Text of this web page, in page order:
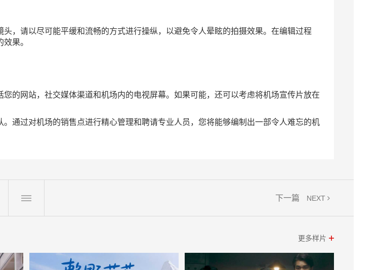
，请以尽可能平缓和流畅的方式进行操纵，以避免令人晕眩的拍摄效果。在编辑过程
果。
的网站，社交媒体渠道和机场内的电视屏幕。如果可能，还可以考虑将机场宣传片放在
通过对机场的销售点进行精心管理和聘请专业人员，您将能够编制出一部令人难忘的机
NEXT
下一篇
更多样片